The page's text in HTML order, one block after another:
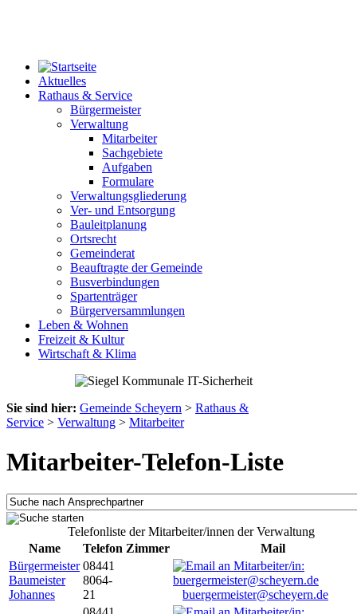
Aktuelles
Rathaus & Service
Bürgermeister
Verwaltung
Mitarbeiter
Sachgebiete
Aufgaben
Formulare
Verwaltungsgliederung
Ver- und Entsorgung
Bauleitplanung
Ortsrecht
Gemeinderat
Beauftragte der Gemeinde
Busverbindungen
Spartenträger
Bürgerversammlungen
Leben & Wohnen
Freizeit & Kultur
Wirtschaft & Klima
Sie sind hier: Gemeinde Scheyern > Rathaus &
Service > Verwaltung > Mitarbeiter
Mitarbeiter-Telefon-Liste
Telefonliste der Mitarbeiter/innen der Verwaltung
Name
Telefon Zimmer
Mail
Bürgermeister
Baumeister
Johannes
08441
8064-
21
buergermeister@scheyern.de